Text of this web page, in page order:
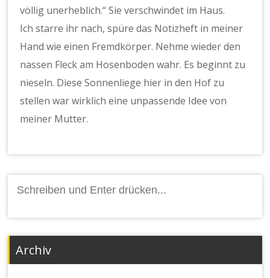
völlig unerheblich.“ Sie verschwindet im Haus.
Ich starre ihr nach, spüre das Notizheft in meiner
Hand wie einen Fremdkörper. Nehme wieder den
nassen Fleck am Hosenboden wahr. Es beginnt zu
nieseln. Diese Sonnenliege hier in den Hof zu
stellen war wirklich eine unpassende Idee von
meiner Mutter.
nach:
Archiv